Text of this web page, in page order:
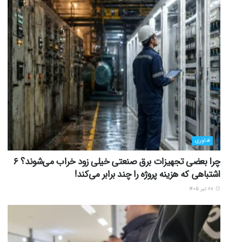
فناوری
چرا بعضی تجهیزات برق صنعتی خیلی زود خراب می‌شوند؟ ۶
اشتباهی که هزینه پروژه را چند برابر می‌کند!